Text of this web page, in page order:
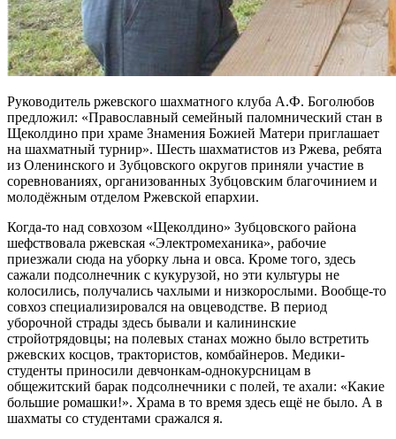
Руководитель ржевского шахматного клуба А.Ф. Боголюбов
предложил: «Православный семейный паломнический стан в
Щеколдино при храме Знамения Божией Матери приглашает
на шахматный турнир». Шесть шахматистов из Ржева, ребята
из Оленинского и Зубцовского округов приняли участие в
соревнованиях, организованных Зубцовским благочинием и
молодёжным отделом Ржевской епархии.
Когда-то над совхозом «Щеколдино» Зубцовского района
шефствовала ржевская «Электромеханика», рабочие
приезжали сюда на уборку льна и овса. Кроме того, здесь
сажали подсолнечник с кукурузой, но эти культуры не
колосились, получались чахлыми и низкорослыми. Вообще-то
совхоз специализировался на овцеводстве. В период
уборочной страды здесь бывали и калининские
стройотрядовцы; на полевых станах можно было встретить
ржевских косцов, трактористов, комбайнеров. Медики-
студенты приносили девчонкам-однокурсницам в
общежитский барак подсолнечники с полей, те ахали: «Какие
большие ромашки!». Храма в то время здесь ещё не было. А в
шахматы со студентами сражался я.